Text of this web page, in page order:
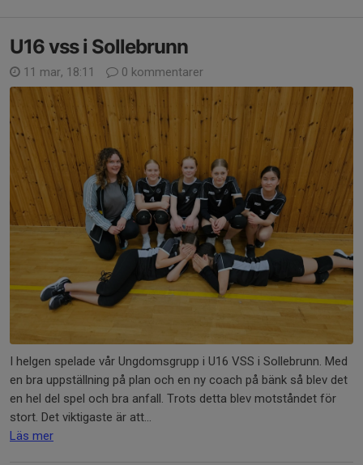
U16 vss i Sollebrunn
11 mar, 18:11 0 kommentarer
I helgen spelade vår Ungdomsgrupp i U16 VSS i Sollebrunn. Med
en bra uppställning på plan och en ny coach på bänk så blev det
en hel del spel och bra anfall. Trots detta blev motståndet för
stort. Det viktigaste är att...
Läs mer